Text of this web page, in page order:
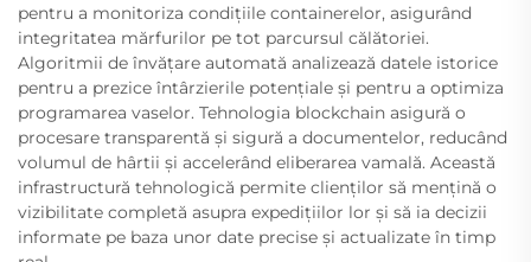
pentru a monitoriza condițiile containerelor, asigurând
integritatea mărfurilor pe tot parcursul călătoriei.
Algoritmii de învățare automată analizează datele istorice
pentru a prezice întârzierile potențiale și pentru a optimiza
programarea vaselor. Tehnologia blockchain asigură o
procesare transparentă și sigură a documentelor, reducând
volumul de hârtii și accelerând eliberarea vamală. Această
infrastructură tehnologică permite clienților să mențină o
vizibilitate completă asupra expedițiilor lor și să ia decizii
informate pe baza unor date precise și actualizate în timp